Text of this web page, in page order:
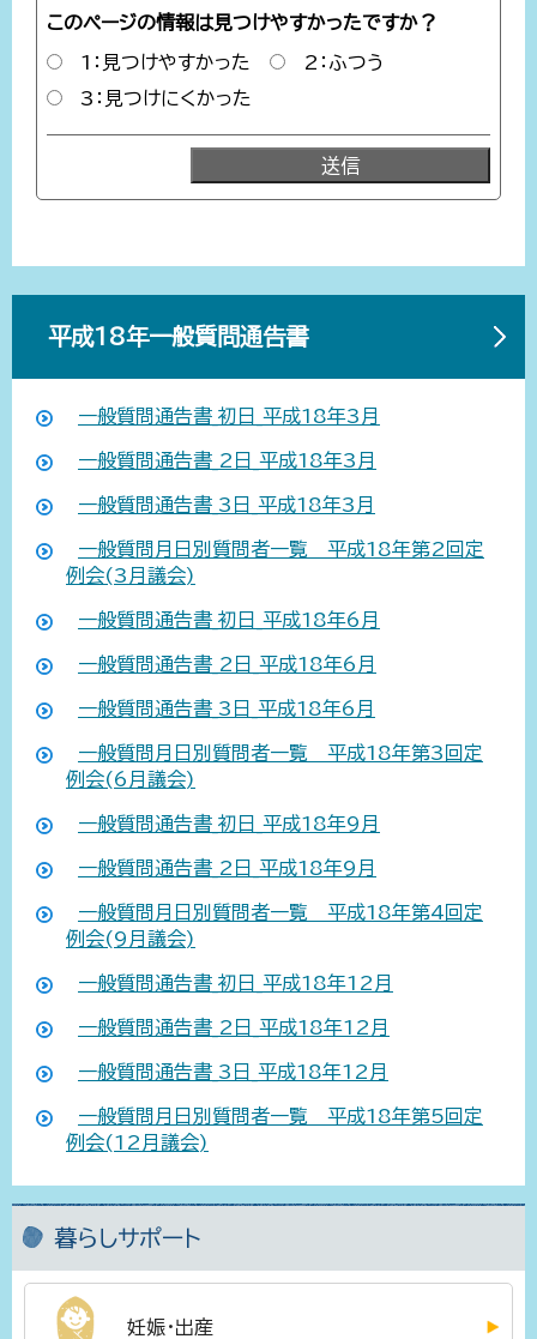
このページの情報は見つけやすかったですか？
1：見つけやすかった
2：ふつう
3：見つけにくかった
平成18年一般質問通告書
一般質問通告書_初日_平成18年3月
一般質問通告書_2日_平成18年3月
一般質問通告書_3日_平成18年3月
一般質問月日別質問者一覧 平成18年第2回定
例会(3月議会)
一般質問通告書_初日_平成18年6月
一般質問通告書_2日_平成18年6月
一般質問通告書_3日_平成18年6月
一般質問月日別質問者一覧 平成18年第3回定
例会(6月議会)
一般質問通告書_初日_平成18年9月
一般質問通告書_2日_平成18年9月
一般質問月日別質問者一覧 平成18年第4回定
例会(9月議会)
一般質問通告書_初日_平成18年12月
一般質問通告書_2日_平成18年12月
一般質問通告書_3日_平成18年12月
一般質問月日別質問者一覧 平成18年第5回定
例会(12月議会)
暮らしサポート
妊娠・出産